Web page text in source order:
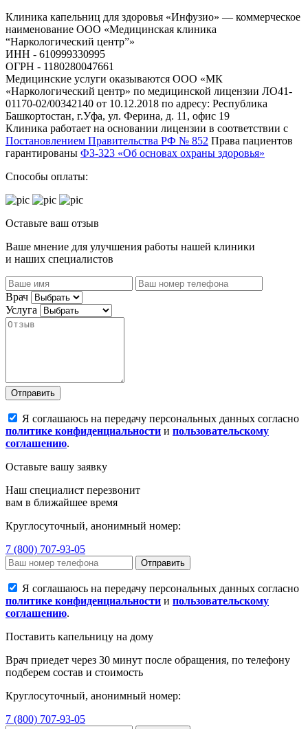
Клиника капельниц для здоровья «Инфузио» — коммерческое
наименование ООО «Медицинская клиника
“Наркологический центр”»
ИНН - 610999330995
ОГРН - 1180280047661
Медицинские услуги оказываются ООО «МК
«Наркологический центр» по медицинской лицензии ЛО41-
01170-02/00342140 от 10.12.2018 по адресу: Республика
Башкортостан, г.Уфа, ул. Ферина, д. 11, офис 19
Клиника работает на основании лицензии в соответствии с
Постановлением Правительства РФ № 852 Права пациентов
гарантированы ФЗ-323 «Об основах охраны здоровья»
Способы оплаты:
Оставьте ваш отзыв
Ваше мнение для улучшения работы нашей клиники
и наших специалистов
Врач
Услуга
Отправить
Я соглашаюсь на передачу персональных данных согласно
политике конфиденциальности и пользовательскому
соглашению.
Оставьте вашу заявку
Наш специалист перезвонит
вам в ближайшее время
Круглосуточный, анонимный номер:
7 (800) 707-93-05
Отправить
Я соглашаюсь на передачу персональных данных согласно
политике конфиденциальности и пользовательскому
соглашению.
Поставить капельницу на дому
Врач приедет через 30 минут после обращения, по телефону
подберем состав и стоимость
Круглосуточный, анонимный номер:
7 (800) 707-93-05